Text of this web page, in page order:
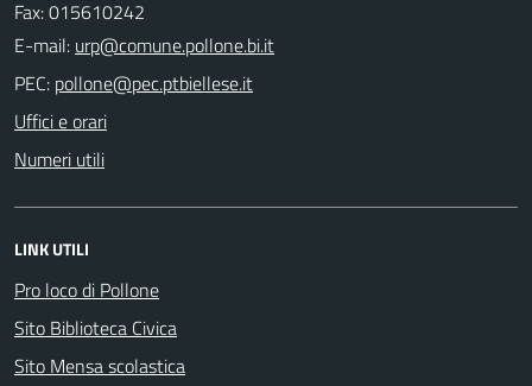
Fax: 015610242
E-mail:
PEC:
Uffici e orari
Numeri utili
LINK UTILI
Pro loco di Pollone
Sito Biblioteca Civica
Sito Mensa scolastica